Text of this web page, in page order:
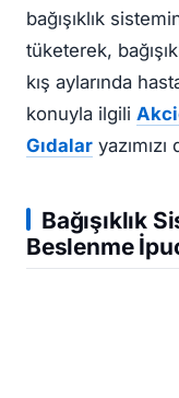
bağışıklık
tüketerek,
kış aylarında
konuyla ilgili
Gıdalar
Bağışıklık
Beslenme